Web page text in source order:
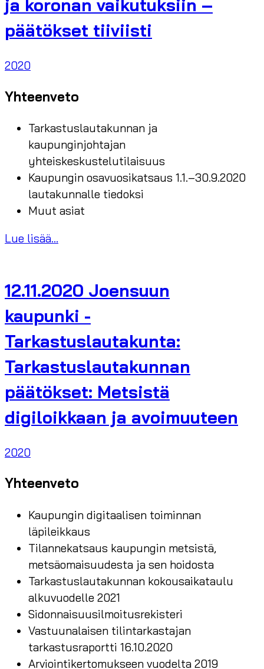
ja koronan vaikutuksiin –
päätökset tiiviisti
2020
Yhteenveto
Tarkastuslautakunnan ja
kaupunginjohtajan
yhteiskeskustelutilaisuus
Kaupungin osavuosikatsaus 1.1.–30.9.2020
lautakunnalle tiedoksi
Muut asiat
Lue lisää...
12.11.2020 Joensuun
kaupunki -
Tarkastuslautakunta:
Tarkastuslautakunnan
päätökset: Metsistä
digiloikkaan ja avoimuuteen
2020
Yhteenveto
Kaupungin digitaalisen toiminnan
läpileikkaus
Tilannekatsaus kaupungin metsistä,
metsäomaisuudesta ja sen hoidosta
Tarkastuslautakunnan kokousaikataulu
alkuvuodelle 2021
Sidonnaisuusilmoitusrekisteri
Vastuunalaisen tilintarkastajan
tarkastusraportti 16.10.2020
Arviointikertomukseen vuodelta 2019